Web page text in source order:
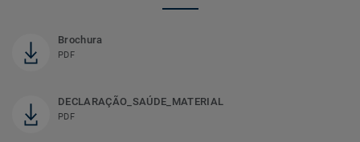
Brochura
PDF
DECLARAÇÃO_SAÚDE_MATERIAL
PDF